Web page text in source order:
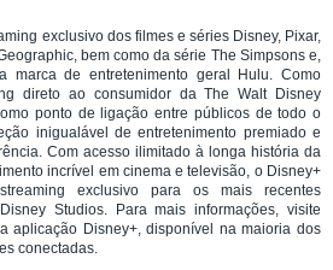
exclusivo dos filmes e séries Disney, Pixar,
bem como da série The Simpsons e,
marca de entretenimento geral Hulu. Como
direto ao consumidor da The Walt Disney
ponto de ligação entre públicos de todo o
inigualável de entretenimento premiado e
Com acesso ilimitado à longa história da
incrível em cinema e televisão, o Disney+
exclusivo para os mais recentes
Studios. Para mais informações, visite
a aplicação Disney+, disponível na maioria dos
conectadas.